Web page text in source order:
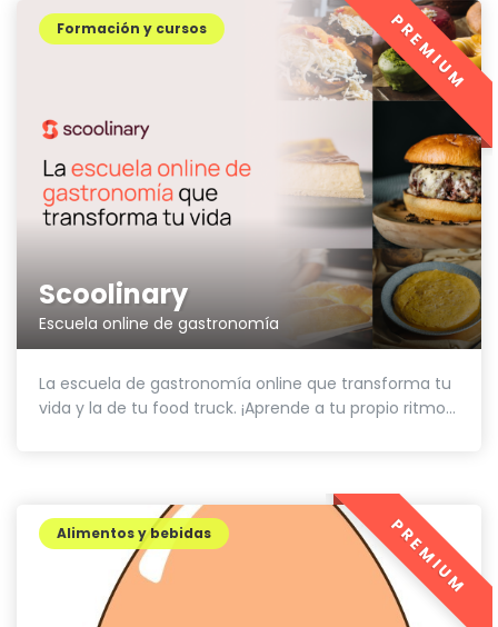
Scoolinary
Escuela online de gastronomía
Formación y cursos
La escuela de gastronomía online que transforma tu
vida y la de tu food truck. ¡Aprende a tu propio ritmo...
PREMIUM
Alimentos y bebidas PREMIUM